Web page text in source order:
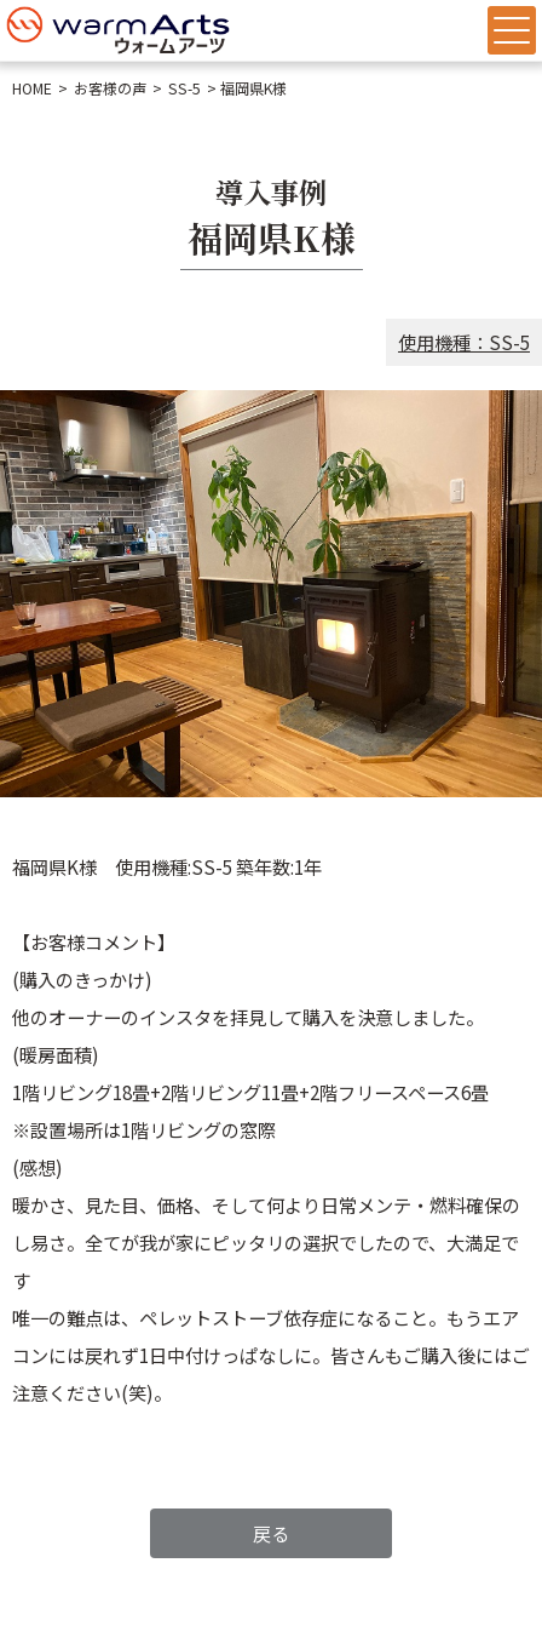
HOME お客様の声 SS-5 福岡県K様
導入事例
福岡県K様
使用機種：SS-5
福岡県K様 使用機種:SS-5 築年数:1年
【お客様コメント】
(購入のきっかけ)
他のオーナーのインスタを拝見して購入を決意しました。
(暖房面積)
1階リビング18畳+2階リビング11畳+2階フリースペース6畳
※設置場所は1階リビングの窓際
(感想)
暖かさ、見た目、価格、そして何より日常メンテ・燃料確保の
し易さ。全てが我が家にピッタリの選択でしたので、大満足で
す
唯一の難点は、ペレットストーブ依存症になること。もうエア
コンには戻れず1日中付けっぱなしに。皆さんもご購入後にはご
注意ください(笑)。
戻る